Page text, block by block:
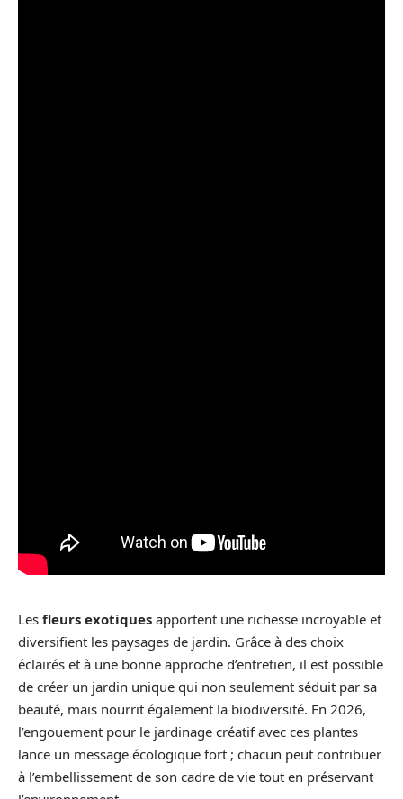
Les fleurs exotiques apportent une richesse incroyable et
diversifient les paysages de jardin. Grâce à des choix
éclairés et à une bonne approche d’entretien, il est possible
de créer un jardin unique qui non seulement séduit par sa
beauté, mais nourrit également la biodiversité. En 2026,
l’engouement pour le jardinage créatif avec ces plantes
lance un message écologique fort ; chacun peut contribuer
à l’embellissement de son cadre de vie tout en préservant